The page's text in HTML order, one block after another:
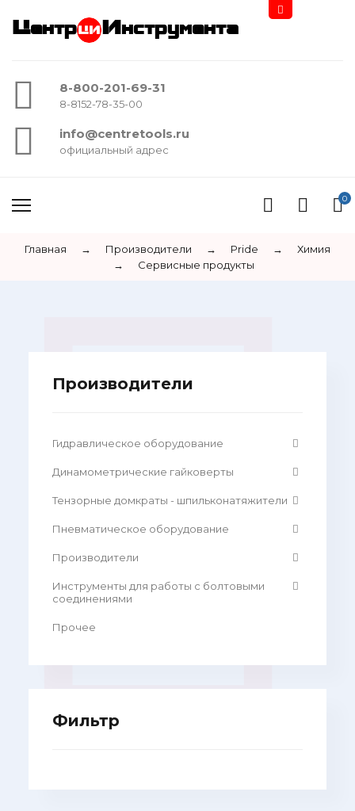
Центр Инструмента
8-800-201-69-31
8-8152-78-35-00
info@centretools.ru
официальный адрес
0
Главная → Производители → Pride →
Химия
→
Сервисные продукты
Производители
Гидравлическое оборудование
Динамометрические гайковерты
Тензорные домкраты - шпильконатяжители
Пневматическое оборудование
Производители
Инструменты для работы с болтовыми
соединениями
Прочее
Фильтр